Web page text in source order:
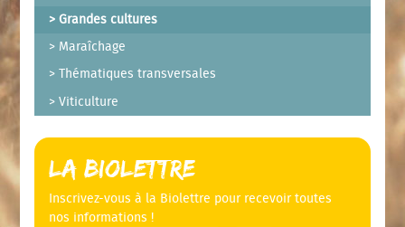
Grandes cultures
Maraîchage
Thématiques transversales
Viticulture
La Biolettre
Inscrivez-vous à la Biolettre pour recevoir toutes
nos informations !